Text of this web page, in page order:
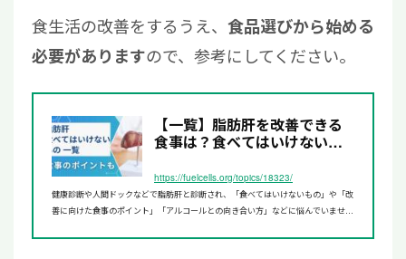
食生活の改善をするうえ、 食品選びから始める
必要がありますので、参考にしてください。
【一覧】脂肪肝を改善できる
食事は？食べてはいけないも
https://fuelcells.org/topics/18323/
健康診断や人間ドックなどで脂肪肝と診断され、「食べてはいけないもの」や「改
善に向けた食事のポイント」「アルコールとの向き合い方」などに悩んでいません